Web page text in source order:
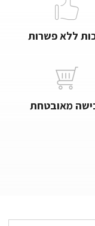
ללא פשרות
מאובטחת